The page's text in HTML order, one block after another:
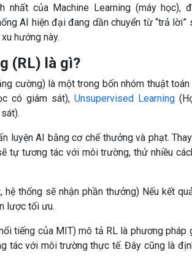
nhất của Machine Learning (máy
AI hiện đại đang dần chuyển từ “trả lời”
hướng này.
(RL) là gì?
cường) là một trong bốn nhóm thuật toán
có giám sát),Unsupervised Learning
luyện AI bằng cơ chế thưởng và phạt.
tự tương tác với môi trường, thử nhiều
thống sẽ nhận phần thưởng) Nếu kết
lược tối ưu.
tiếng của MIT) mô tả RL là phương pháp
tác với môi trường thực tế. Đây cũng là